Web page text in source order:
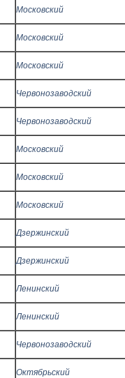
Московский
Московский
Московский
Червонозаводский
Червонозаводский
Московский
Московский
Московский
Дзержинский
Дзержинский
Ленинский
Ленинский
Червонозаводский
Октябрьский